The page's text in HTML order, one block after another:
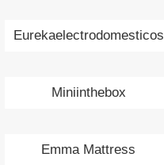
Eurekaelectrodomesticos
Miniinthebox
Emma Mattress